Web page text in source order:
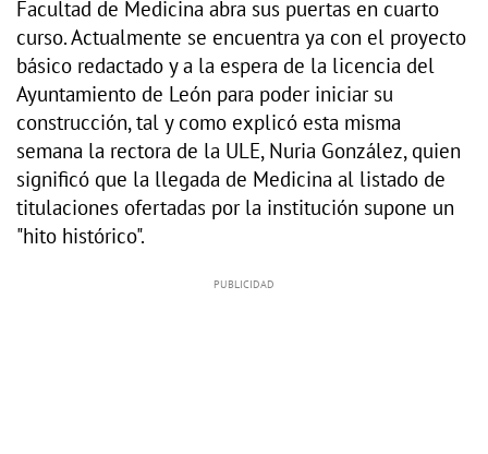
Facultad de Medicina abra sus puertas en cuarto
curso. Actualmente se encuentra ya con el proyecto
básico redactado y a la espera de la licencia del
Ayuntamiento de León para poder iniciar su
construcción, tal y como explicó esta misma
semana la rectora de la ULE, Nuria González, quien
significó que la llegada de Medicina al listado de
titulaciones ofertadas por la institución supone un
"hito histórico".